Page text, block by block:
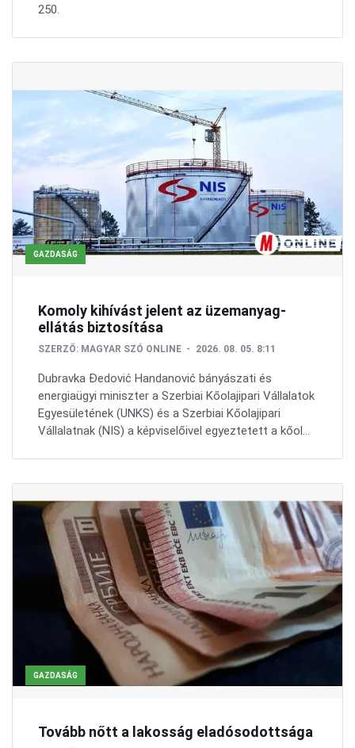
250.
GAZDASÁG
Komoly kihívást jelent az üzemanyag-
ellátás biztosítása
SZERZŐ: MAGYAR SZÓ ONLINE 2026. 08. 05. 8:11
Dubravka Đedović Handanović bányászati és
energiaügyi miniszter a Szerbiai Kőolajipari Vállalatok
Egyesületének (UNKS) és a Szerbiai Kőolajipari
Vállalatnak (NIS) a képviselőivel egyeztetett a kőol...
GAZDASÁG
Tovább nőtt a lakosság eladósodottsága